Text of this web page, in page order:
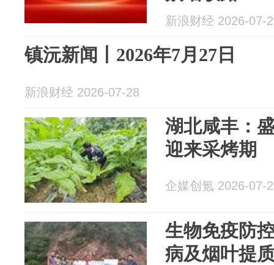
新浪财经 2026-07-
镇沅新闻丨2026年7月27日
新浪财经 2026-07-28
湖北咸丰：
迎来采烤期
企媒创氪 2026-07-
生物免疫防
病及烟叶提